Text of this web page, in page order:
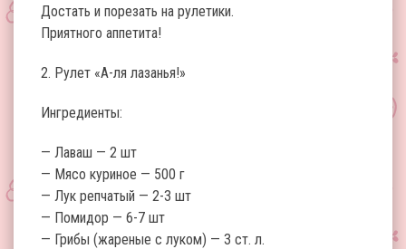
Достать и порезать на рулетики.
Приятного аппетита!
2. Рулет «А-ля лазанья!»
Ингредиенты:
— Лаваш — 2 шт
— Мясо куриное — 500 г
— Лук репчатый — 2-3 шт
— Помидор — 6-7 шт
— Грибы (жареные с луком) — 3 ст. л.